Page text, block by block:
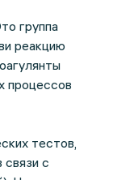
группа
реакцию
процессов
тестов,
связи с